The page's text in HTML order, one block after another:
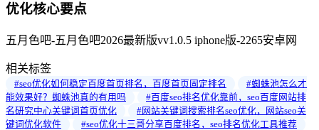
优化核心要点
五月色吧-五月色吧2026最新版vv1.0.5 iphone版-2265安卓网
相关标签
#seo优化如何稳定百度首页排名，百度首页固定排名
#蜘蛛池怎么才
能效果好？蜘蛛池真的有用吗
#百度seo排名优化靠前，seo百度网站排
名研究中心关键词首页优化
#网站关键词搜索排名seo优化，网站seo关
键词优化软件
#seo优化十三哥分享百度排名，seo排名优化工具推荐